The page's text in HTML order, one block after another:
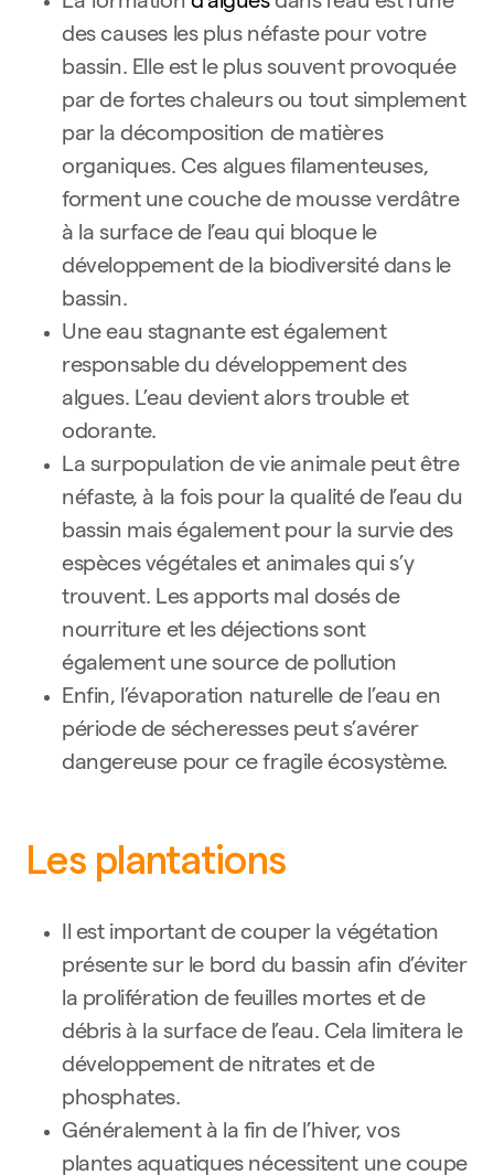
des causes les plus néfaste pour votre
bassin. Elle est le plus souvent provoquée
par de fortes chaleurs ou tout simplement
par la décomposition de matières
organiques. Ces algues filamenteuses,
forment une couche de mousse verdâtre
à la surface de l’eau qui bloque le
développement de la biodiversité dans le
bassin.
Une eau stagnante est également
responsable du développement des
algues. L’eau devient alors trouble et
odorante.
La surpopulation de vie animale peut être
néfaste, à la fois pour la qualité de l’eau du
bassin mais également pour la survie des
espèces végétales et animales qui s’y
trouvent. Les apports mal dosés de
nourriture et les déjections sont
également une source de pollution
Enfin, l’évaporation naturelle de l’eau en
période de sécheresses peut s’avérer
dangereuse pour ce fragile écosystème.
Les plantations
Il est important de couper la végétation
présente sur le bord du bassin afin d’éviter
la prolifération de feuilles mortes et de
débris à la surface de l’eau. Cela limitera le
développement de nitrates et de
phosphates.
Généralement à la fin de l’hiver, vos
plantes aquatiques nécessitent une coupe